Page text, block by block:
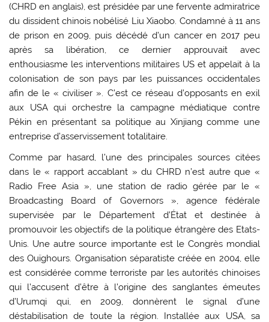
(CHRD en anglais), est présidée par une fervente admiratrice
du dissident chinois nobélisé Liu Xiaobo. Condamné à 11 ans
de prison en 2009, puis décédé d’un cancer en 2017 peu
après sa libération, ce dernier approuvait avec
enthousiasme les interventions militaires US et appelait à la
colonisation de son pays par les puissances occidentales
afin de le « civiliser ». C’est ce réseau d’opposants en exil
aux USA qui orchestre la campagne médiatique contre
Pékin en présentant sa politique au Xinjiang comme une
entreprise d’asservissement totalitaire.
Comme par hasard, l’une des principales sources citées
dans le « rapport accablant » du CHRD n’est autre que «
Radio Free Asia », une station de radio gérée par le «
Broadcasting Board of Governors », agence fédérale
supervisée par le Département d’État et destinée à
promouvoir les objectifs de la politique étrangère des Etats-
Unis. Une autre source importante est le Congrès mondial
des Ouïghours. Organisation séparatiste créée en 2004, elle
est considérée comme terroriste par les autorités chinoises
qui l’accusent d’être à l’origine des sanglantes émeutes
d’Urumqi qui, en 2009, donnèrent le signal d’une
déstabilisation de toute la région. Installée aux USA, sa